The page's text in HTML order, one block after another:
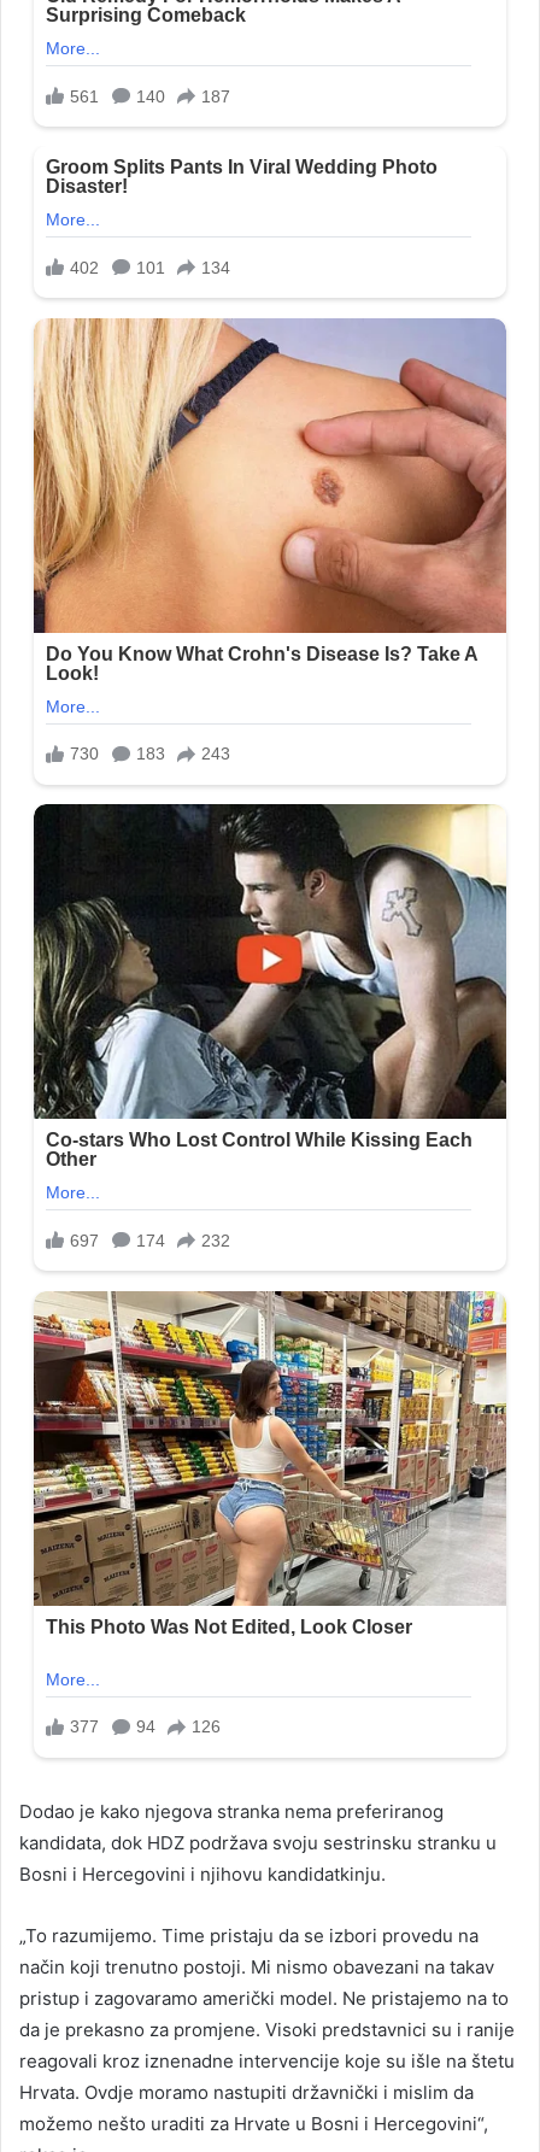
Dodao je kako njegova stranka nema preferiranog
kandidata, dok HDZ podržava svoju sestrinsku stranku u
Bosni i Hercegovini i njihovu kandidatkinju.
„To razumijemo. Time pristaju da se izbori provedu na
način koji trenutno postoji. Mi nismo obavezani na takav
pristup i zagovaramo američki model. Ne pristajemo na to
da je prekasno za promjene. Visoki predstavnici su i ranije
reagovali kroz iznenadne intervencije koje su išle na štetu
Hrvata. Ovdje moramo nastupiti državnički i mislim da
možemo nešto uraditi za Hrvate u Bosni i Hercegovini“,